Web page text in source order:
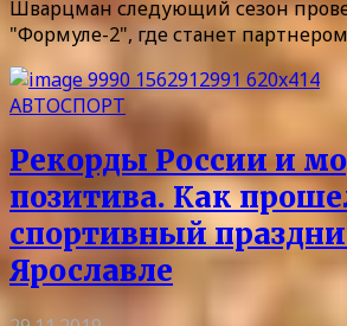
Шварцман следующий сезон
"Формуле-2", где станет
АВТОСПОРТ
Рекорды России и
позитива. Как
спортивный
Ярославле